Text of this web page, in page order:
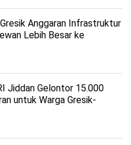
Anggaran Infrastruktur
Lebih Besar ke
Jiddan Gelontor 15.000
untuk Warga Gresik-